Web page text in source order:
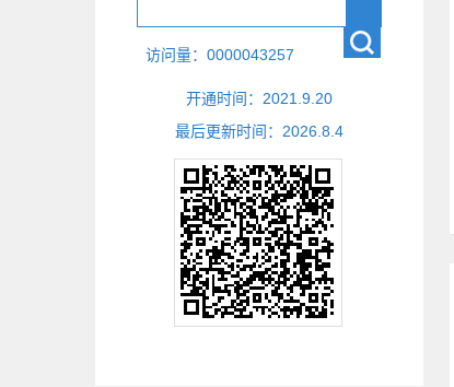
访问量： 0000043257
开通时间： 2021 9 20
最后更新时间： 2026 8 4